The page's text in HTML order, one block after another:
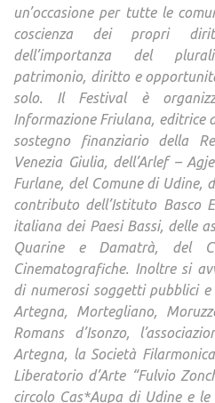
un’occasione per tutte le
coscienza dei propri
dell’importanza del
patrimonio, diritto e
solo. Il Festival è
Informazione Friulana, editrice
sostegno finanziario della
Venezia Giulia, dell’Arlef –
Furlane, del Comune di Udine,
contributo dell’Istituto Basco
italiana dei Paesi Bassi, delle
Quarine e Damatrà, del
Cinematografiche. Inoltre si
di numerosi soggetti pubblici
Artegna, Mortegliano,
Romans d’Isonzo,
Artegna, la Società
Liberatorio d’Arte “Fulvio
circolo Cas*Aupa di Udine e